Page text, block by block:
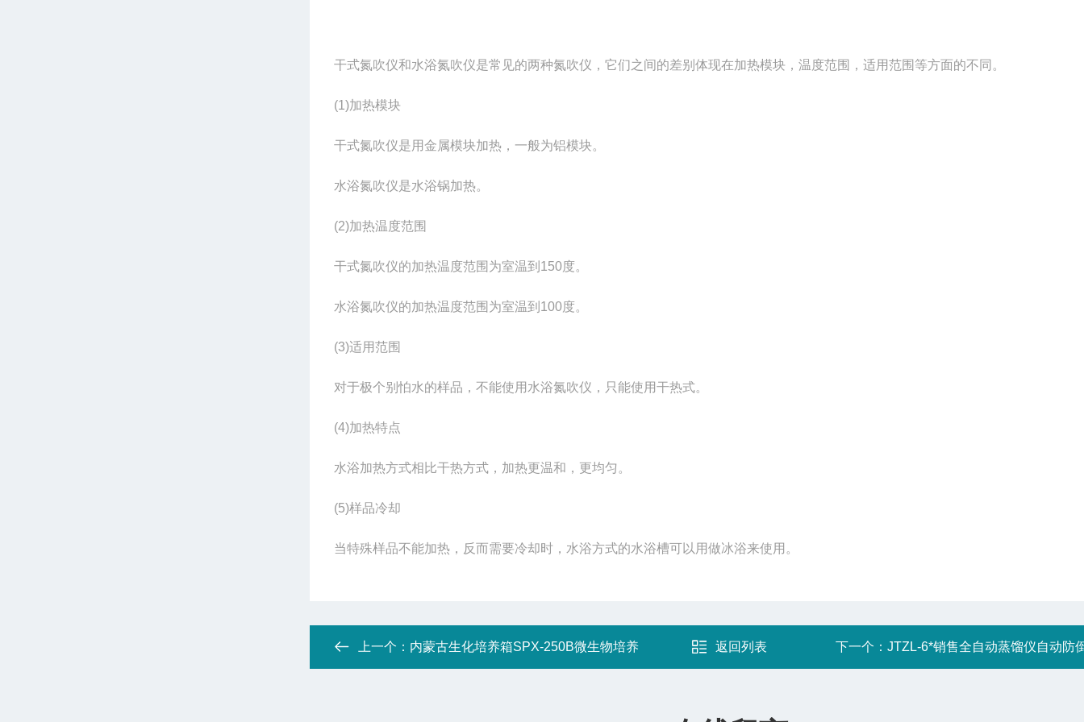
干式氮吹仪和水浴氮吹仪是常见的两种氮吹仪，它们之间的差别体现在加热模块，温度范围，适用范围等方面的不同。
(1)加热模块
干式氮吹仪是用金属模块加热，一般为铝模块。
水浴氮吹仪是水浴锅加热。
(2)加热温度范围
干式氮吹仪的加热温度范围为室温到150度。
水浴氮吹仪的加热温度范围为室温到100度。
(3)适用范围
对于极个别怕水的样品，不能使用水浴氮吹仪，只能使用干热式。
(4)加热特点
水浴加热方式相比干热方式，加热更温和，更均匀。
(5)样品冷却
当特殊样品不能加热，反而需要冷却时，水浴方式的水浴槽可以用做冰浴来使用。
上一个： 内蒙古生化培养箱SPX-250B微生物培养 返回列表 下一个： JTZL-6*销售全自动蒸馏仪自动防